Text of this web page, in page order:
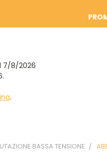
7/8/2026
.
BASSA TENSIONE